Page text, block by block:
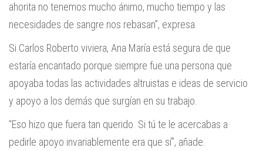
ahorita no tenemos mucho ánimo, mucho tiempo y las
necesidades de sangre nos rebasan”, expresa.
Si Carlos Roberto viviera, Ana María está segura de que
estaría encantado porque siempre fue una persona que
apoyaba todas las actividades altruistas e ideas de servicio
y apoyo a los demás que surgían en su trabajo.
“Eso hizo que fuera tan querido. Si tú te le acercabas a
pedirle apoyo invariablemente era que sí”, añade.